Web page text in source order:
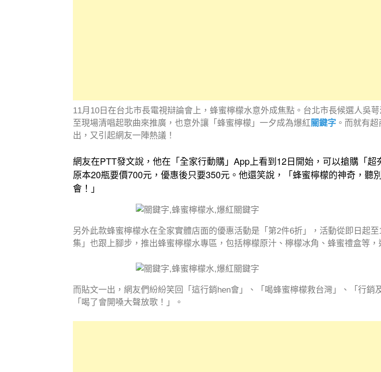
11月10日在台北市長電視辯論會上，蜂蜜檸檬水意外成焦點。台北市長候選人吳
至現場清唱起歌曲來推廣，也意外讓「蜂蜜檸檬」一夕成為爆紅 關鍵字。而就有超
出，又引起網友一陣熱議！
網友在PTT發文說，他在「全家行動購」App上看到12日開始，可以搶購「
原本20瓶要價700元，優惠後只要350元。他還笑說，「蜂蜜檸檬的神奇，聽
會！」
另外此款蜂蜜檸檬水在全家實體店面的優惠活動是「第2件6折」，活動從即日起
集」也跟上腳步，推出蜂蜜檸檬水專區，包括檸檬原汁、檸檬冰角、蜂蜜禮盒等
而貼文一出，網友們紛紛笑回「這行銷hen會」、「喝蜂蜜檸檬救台灣」、「行銷
「喝了會開嗓大聲放歌！」。